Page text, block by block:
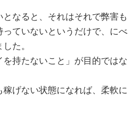
なると、それはそれで弊害も
ていないというだけで、にべ
た。
持たないこと」が目的ではな
げない状態になれば、柔軟に